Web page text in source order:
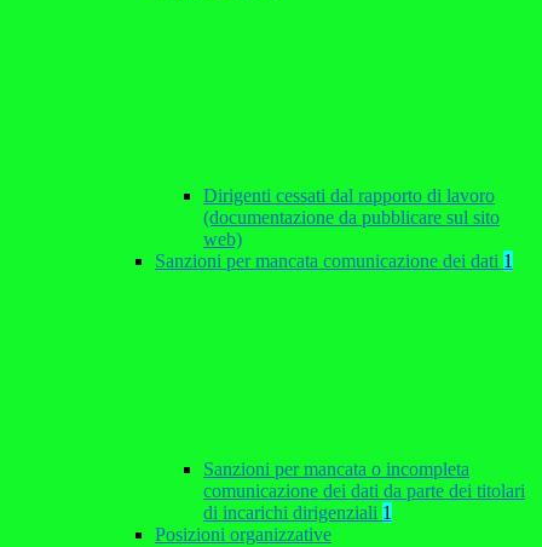
Dirigenti cessati dal rapporto di lavoro
(documentazione da pubblicare sul sito
web)
Sanzioni per mancata comunicazione dei dati 1
Sanzioni per mancata o incompleta
comunicazione dei dati da parte dei titolari
di incarichi dirigenziali 1
Posizioni organizzative